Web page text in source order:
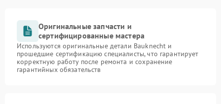
Оригинальные запчасти и
сертифицированные мастера
Используются оригинальные детали Bauknecht и
прошедшие сертификацию специалисты, что гарантирует
корректную работу после ремонта и сохранение
гарантийных обязательств